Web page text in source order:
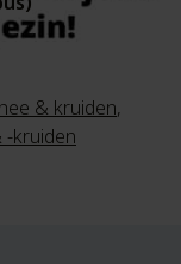
& kruiden,
kruiden